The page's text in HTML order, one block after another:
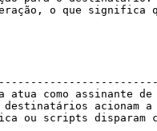
o que significa
assinante de
destinatários
ou scripts disparam